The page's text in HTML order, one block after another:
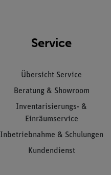
Service
Übersicht Service
Beratung & Showroom
Inventarisierungs- &
Einräumservice
Inbetriebnahme & Schulungen
Kundendienst